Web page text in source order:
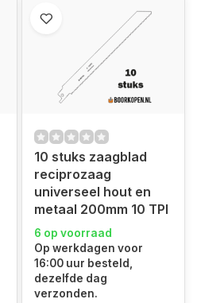
10 stuks zaagblad
reciprozaag
universeel hout en
metaal 200mm 10 TPI
6 op voorraad
Op werkdagen voor
16:00 uur besteld,
dezelfde dag
verzonden.